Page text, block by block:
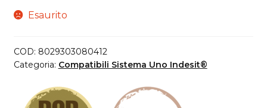
Esaurito
COD: 8029303080412
Categoria: Compatibili Sistema Uno Indesit®